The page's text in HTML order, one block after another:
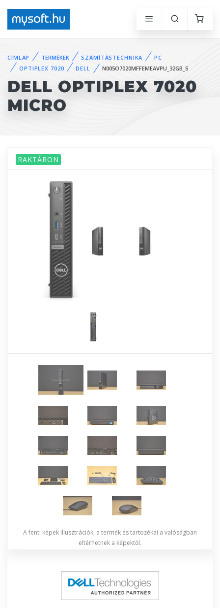
CÍMLAP TERMÉKEK SZÁMÍTÁSTECHNIKA
PC
OPTIPLEX 7020
DELL N005O7020MFFEMEAVPU_32GB_S
DELL OPTIPLEX 7020
MICRO
RAKTÁRON
A fenti képek illusztrációk, a termék és tartozékai a valóságban
eltérhetnek a képektől.